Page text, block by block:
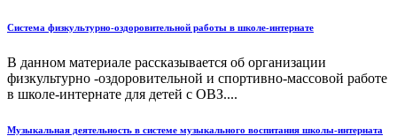
Система физкультурно-оздоровительной работы в школе-интернате
В данном материале рассказывается об организации
физкультурно -оздоровительной и спортивно-массовой работе
в школе-интернате для детей с ОВЗ....
Музыкальная деятельность в системе музыкального воспитания школы-интерната